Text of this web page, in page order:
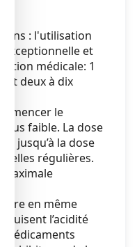
ans : l'utilisation
exceptionnelle et
médicale: 1
deux à dix
le
faible. La dose
jusqu’à la dose
selles régulières.
maximale
en même
l’acidité
médicaments